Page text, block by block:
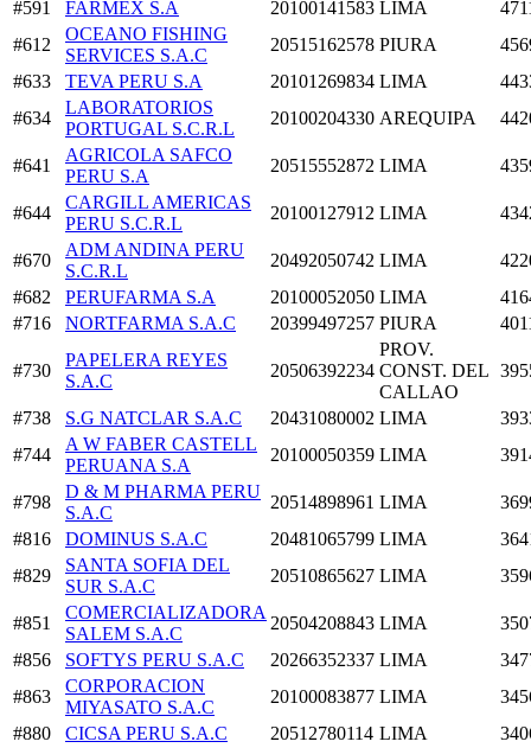
#591 FARMEX S.A 20100141583 LIMA
#612
OCEANO FISHING
SERVICES S.A.C
20515162578 PIURA
#633
TEVA PERU S.A 20101269834 LIMA
#634
LABORATORIOS
PORTUGAL S.C.R.L
20100204330 AREQUIPA
#641
AGRICOLA SAFCO
PERU S.A
20515552872 LIMA
#644
CARGILL AMERICAS
PERU S.C.R.L
20100127912 LIMA
#670
ADM ANDINA PERU
S.C.R.L
20492050742 LIMA
#682
PERUFARMA S.A 20100052050 LIMA
#716
NORTFARMA S.A.C 20399497257 PIURA
#730
PAPELERA REYES
S.A.C
20506392234
PROV.
CONST. DEL
CALLAO
#738 S.G NATCLAR S.A.C 20431080002 LIMA
#744
A W FABER CASTELL
PERUANA S.A
20100050359 LIMA
#798
D & M PHARMA PERU
S.A.C
20514898961 LIMA
#816
DOMINUS S.A.C 20481065799 LIMA
#829
SANTA SOFIA DEL
SUR S.A.C
20510865627 LIMA
#851
COMERCIALIZADORA
SALEM S.A.C
20504208843 LIMA
#856
SOFTYS PERU S.A.C 20266352337 LIMA
#863
CORPORACION
MIYASATO S.A.C
20100083877 LIMA
#880
CICSA PERU S.A.C 20512780114 LIMA